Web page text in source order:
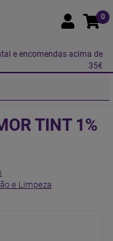
0
e encomendas acima de
35€
TINT 1%
e Limpeza